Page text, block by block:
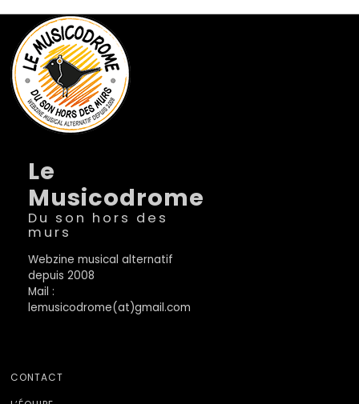
Le
Musicodrome
Du son hors des
murs
Webzine musical alternatif
depuis 2008
Mail :
lemusicodrome(at)gmail.com
CONTACT